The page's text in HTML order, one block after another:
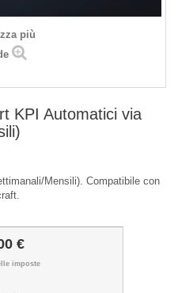
più
KPI Automatici via
Mensili). Compatibile con
€
imposte